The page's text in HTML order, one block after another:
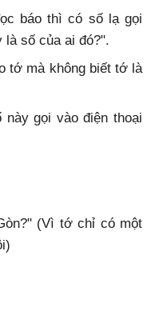
báo thì có số lạ gọi
là số của ai đó?".
tớ mà không biết tớ là
gọi vào điện thoại
(Vì tớ chỉ có một